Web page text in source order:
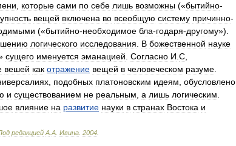
которые сами по себе лишь возможны («бытийно-
вещей включена во всеобщую систему причинно-
(«бытийно-необходимое бла-годаря-другому»).
логического исследования В божественной науке
сущего именуется эманацией Согласно И С
вешей как отражение вещей в человеческом разуме
подобных платоновским идеям обусловлено
и существованием не реальным а лишь логическим
влияние на развитие науки в странах Востока и
редакцией А А Ивина 2004